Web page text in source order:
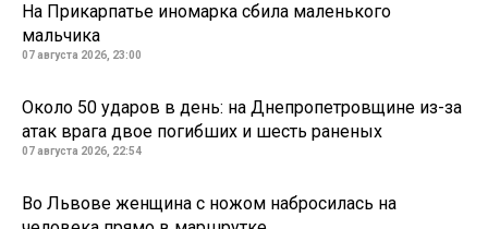
На Прикарпатье иномарка сбила маленького
мальчика
07 августа 2026, 23:00
Около 50 ударов в день: на Днепропетровщине из-за
атак врага двое погибших и шесть раненых
07 августа 2026, 22:54
Во Львове женщина с ножом набросилась на